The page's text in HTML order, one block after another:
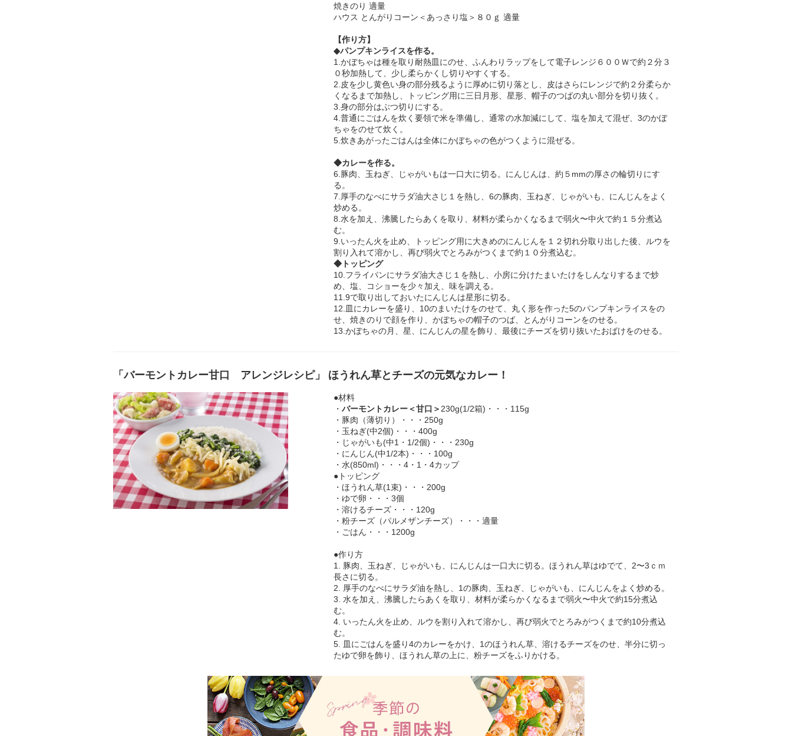
焼きのり 適量
ハウス とんがりコーン＜あっさり塩＞８０ｇ 適量
【作り方】
◆パンプキンライスを作る。
1.かぼちゃは種を取り耐熱皿にのせ、ふんわりラップをして電子レンジ６００Ｗで約２分３
０秒加熱して、少し柔らかくし切りやすくする。
2.皮を少し黄色い身の部分残るように厚めに切り落とし、皮はさらにレンジで約２分柔らか
くなるまで加熱し、トッピング用に三日月形、星形、帽子のつばの丸い部分を切り抜く。
3.身の部分はぶつ切りにする。
4.普通にごはんを炊く要領で米を準備し、通常の水加減にして、塩を加えて混ぜ、3のかぼ
ちゃをのせて炊く。
5.炊きあがったごはんは全体にかぼちゃの色がつくように混ぜる。
◆カレーを作る。
6.豚肉、玉ねぎ、じゃがいもは一口大に切る。にんじんは、約５mmの厚さの輪切りにす
る。
7.厚手のなべにサラダ油大さじ１を熱し、6の豚肉、玉ねぎ、じゃがいも、にんじんをよく
炒める。
8.水を加え、沸騰したらあくを取り、材料が柔らかくなるまで弱火〜中火で約１５分煮込
む。
9.いったん火を止め、トッピング用に大きめのにんじんを１２切れ分取り出した後、ルウを
割り入れて溶かし、再び弱火でとろみがつくまで約１０分煮込む。
◆トッピング
10.フライパンにサラダ油大さじ１を熱し、小房に分けたまいたけをしんなりするまで炒
め、塩、コショーを少々加え、味を調える。
11.9で取り出しておいたにんじんは星形に切る。
12.皿にカレーを盛り、10のまいたけをのせて、丸く形を作った5のパンプキンライスをの
せ、焼きのりで顔を作り、かぼちゃの帽子のつば、とんがりコーンをのせる。
13.かぼちゃの月、星、にんじんの星を飾り、最後にチーズを切り抜いたおばけをのせる。
「バーモントカレー甘口 アレンジレシピ」 ほうれん草とチーズの元気なカレー！
●材料
・バーモントカレー＜甘口＞ 230g(1/2箱)・・・115g
・豚肉（薄切り）・・・250g
・玉ねぎ(中2個)・・・400g
・じゃがいも(中1・1/2個)・・・230g
・にんじん(中1/2本)・・・100g
・水(850ml)・・・4・1・4カップ
●トッピング
・ほうれん草(1束)・・・200g
・ゆで卵・・・3個
・溶けるチーズ・・・120g
・粉チーズ（パルメザンチーズ）・・・適量
・ごはん・・・1200g
●作り方
1. 豚肉、玉ねぎ、じゃがいも、にんじんは一口大に切る。ほうれん草はゆでて、2〜3ｃｍ
長さに切る。
2. 厚手のなべにサラダ油を熱し、1の豚肉、玉ねぎ、じゃがいも、にんじんをよく炒める。
3. 水を加え、沸騰したらあくを取り、材料が柔らかくなるまで弱火〜中火で約15分煮込
む。
4. いったん火を止め、ルウを割り入れて溶かし、再び弱火でとろみがつくまで約10分煮込
む。
5. 皿にごはんを盛り4のカレーをかけ、1のほうれん草、溶けるチーズをのせ、半分に切っ
たゆで卵を飾り、ほうれん草の上に、粉チーズをふりかける。